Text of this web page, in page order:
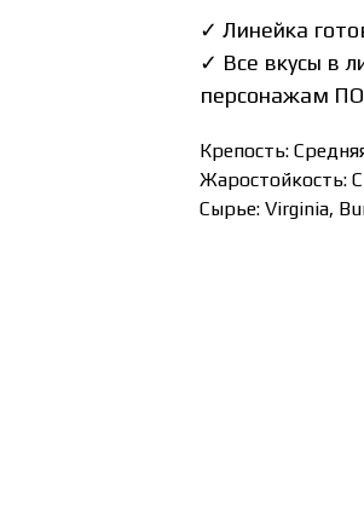
✓ Линейка
✓ Все вкусы в
персонажам
Крепость:
Жаростойкость:
Сырье: Virginia,